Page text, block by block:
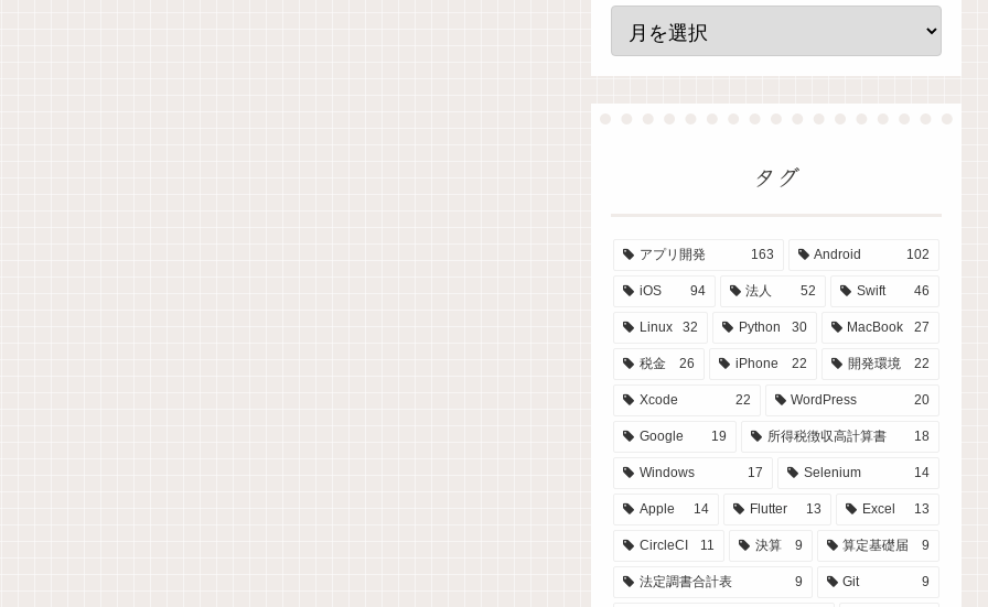
タグ
アプリ開発 163 Android 102
iOS 94 法人 52 Swift 46
Linux 32 Python 30 MacBook 27
税金 26 iPhone 22 開発環境 22
Xcode 22 WordPress 20
Google 19 所得税徴収高計算書 18
Windows 17 Selenium 14
Apple 14 Flutter 13 Excel 13
CircleCI 11 決算 9 算定基礎届 9
法定調書合計表 9 Git 9